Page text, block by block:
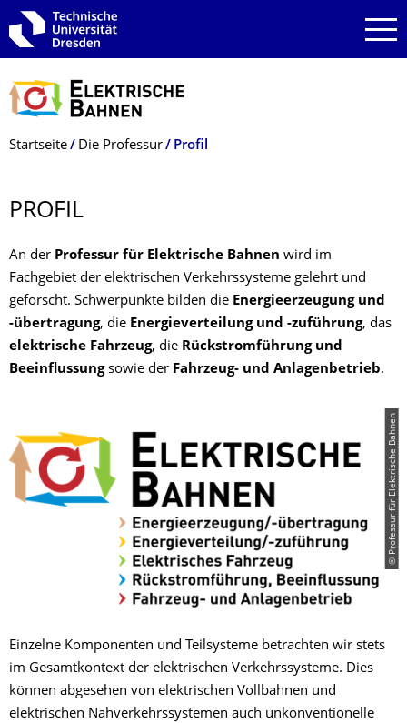
Zur Hauptnavigation springen
Zur Suche springen
Zum Inhalt springen
Breadcrumb-Menü
Startseite Die Professur Profil
PROFIL
An der Professur für Elektrische Bahnen wird im
Fachgebiet der elektrischen Verkehrssysteme gelehrt und
geforscht. Schwerpunkte bilden die Energieerzeugung und
-übertragung, die Energieverteilung und -zuführung, das
elektrische Fahrzeug, die Rückstromführung und
Beeinflussungsowie der Fahrzeug- und Anlagenbetrieb.
© Professur für Elektrische Bahnen
Einzelne Komponenten und Teilsysteme betrachten wir stets
im Gesamtkontext der elektrischen Verkehrssysteme. Dies
können abgesehen von elektrischen Vollbahnen und
elektrischen Nahverkehrssystemen auch unkonventionelle